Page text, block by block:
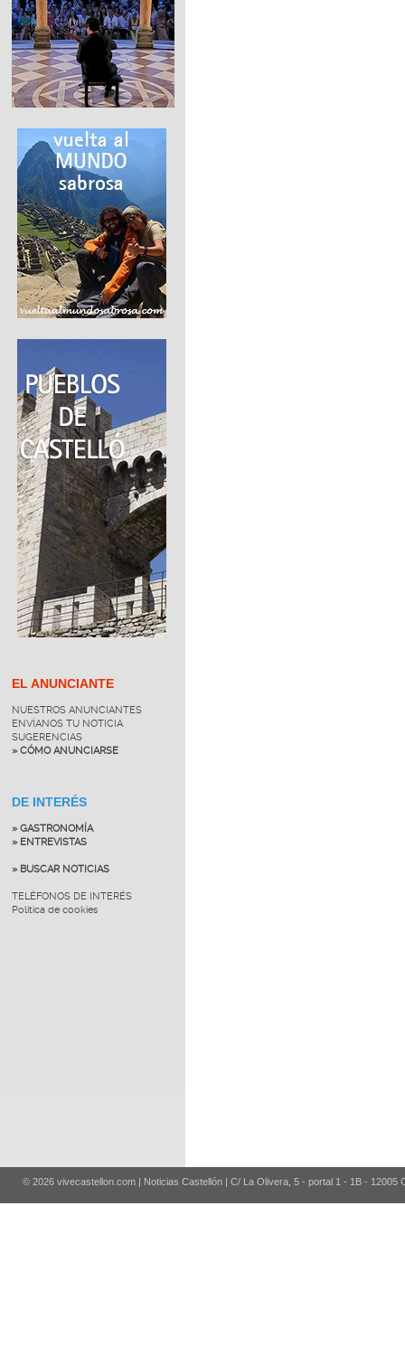
EL ANUNCIANTE
NUESTROS ANUNCIANTES
ENVÍANOS TU NOTICIA
SUGERENCIAS
» CÓMO ANUNCIARSE
DE INTERÉS
» GASTRONOMÍA
» ENTREVISTAS
» BUSCAR NOTICIAS
TELÉFONOS DE INTERÉS
Política de cookies
© 2026 vivecastellon.com | Noticias Castellón | C/ La Olivera, 5 - portal 1 - 1B - 12005